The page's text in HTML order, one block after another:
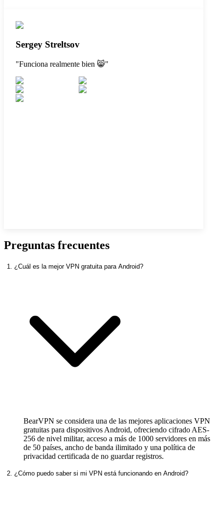
Sergey Streltsov
"Funciona realmente bien 😸"
Preguntas frecuentes
1. ¿Cuál es la mejor VPN gratuita para Android?
BearVPN se considera una de las mejores aplicaciones VPN
gratuitas para dispositivos Android, ofreciendo cifrado AES-
256 de nivel militar, acceso a más de 1000 servidores en más
de 50 países, ancho de banda ilimitado y una política de
privacidad certificada de no guardar registros.
2. ¿Cómo puedo saber si mi VPN está funcionando en Android?